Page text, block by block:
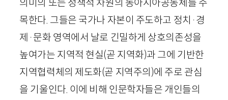
의미의 또는 정책적 차원의 동아시아공동체를 주
목한다. 그들은 국가나 자본이 주도하고 정치·경
제·문화 영역에서 날로 긴밀하게 상호의존성을
높여가는 지역적 현실(곧 지역화)과 그에 기반한
지역협력체의 제도화(곧 지역주의)에 주로 관심
을 기울인다. 이에 비해 인문학자들은 개인들의